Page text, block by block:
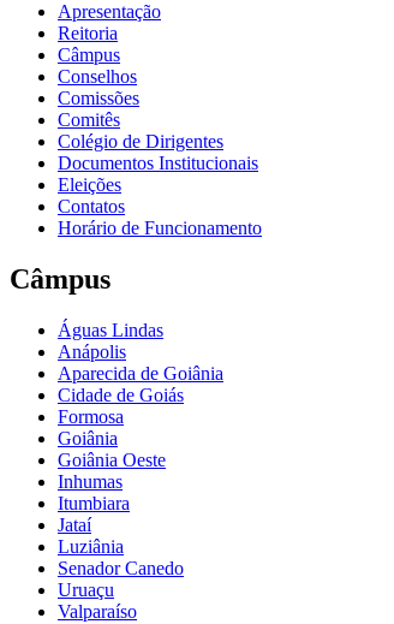
Apresentação
Reitoria
Câmpus
Conselhos
Comissões
Comitês
Colégio de Dirigentes
Documentos Institucionais
Eleições
Contatos
Horário de Funcionamento
Câmpus
Águas Lindas
Anápolis
Aparecida de Goiânia
Cidade de Goiás
Formosa
Goiânia
Goiânia Oeste
Inhumas
Itumbiara
Jataí
Luziânia
Senador Canedo
Uruaçu
Valparaíso